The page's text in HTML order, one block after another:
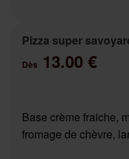
Pizza super
Dès 13.00 €
Base crème fraiche,
fromage de chèvre,